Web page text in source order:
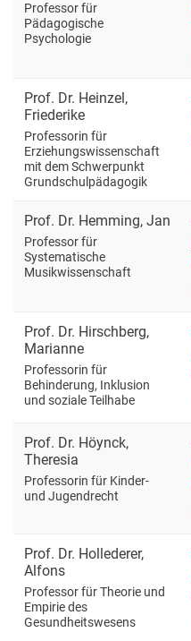
Professor für
Pädagogische
Psychologie
Prof. Dr. Heinzel,
Friederike
Professorin für
Erziehungswissenschaft
mit dem Schwerpunkt
Grundschulpädagogik
Prof. Dr. Hemming, Jan
Professor für
Systematische
Musikwissenschaft
Prof. Dr. Hirschberg,
Marianne
Professorin für
Behinderung, Inklusion
und soziale Teilhabe
Prof. Dr. Höynck,
Theresia
Professorin für Kinder-
und Jugendrecht
Prof. Dr. Hollederer,
Alfons
Professor für Theorie und
Empirie des
Gesundheitswesens